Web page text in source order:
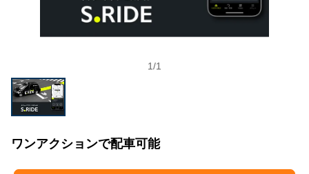
1/1
ワンアクションで配車可能